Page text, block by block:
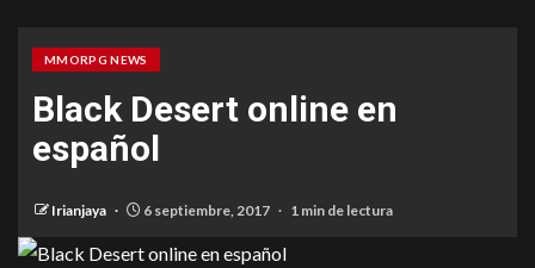
MMORPG NEWS
Black Desert online en
español
Irianjaya 6 septiembre, 2017 1 min de lectura